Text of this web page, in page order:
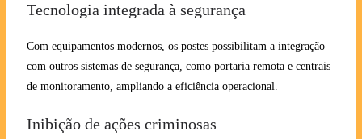
Tecnologia integrada à segurança
Com equipamentos modernos, os postes possibilitam a integração
com outros sistemas de segurança, como portaria remota e centrais
de monitoramento, ampliando a eficiência operacional.
Inibição de ações criminosas